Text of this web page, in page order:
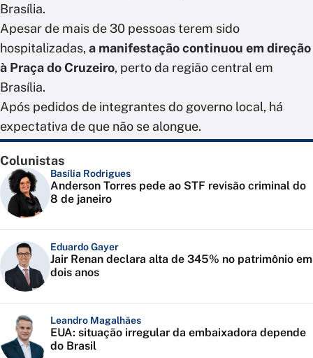
Brasília.
Apesar de mais de 30 pessoas terem sido
hospitalizadas, a manifestação continuou em direção
à Praça do Cruzeiro, perto da região central em
Brasília.
Após pedidos de integrantes do governo local, há
expectativa de que não se alongue.
Colunistas
Basília Rodrigues
Anderson Torres pede ao STF revisão criminal do
8 de janeiro
Eduardo Gayer
Jair Renan declara alta de 345% no patrimônio em
dois anos
Leandro Magalhães
EUA: situação irregular da embaixadora depende
do Brasil